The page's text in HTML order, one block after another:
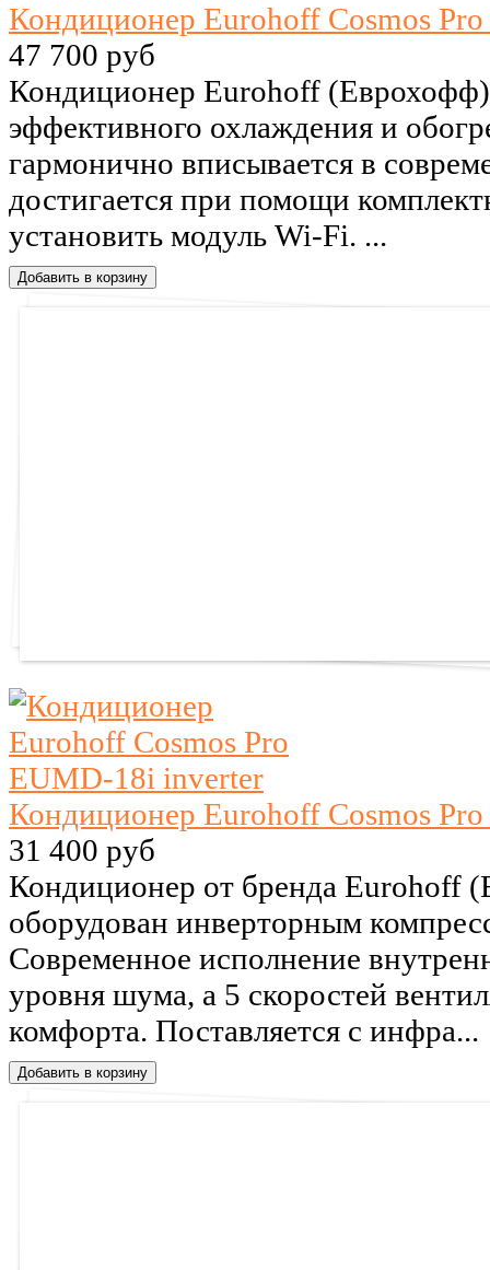
Кондиционер Eurohoff Cosmos
47 700 руб
Кондиционер Eurohoff (Еврохофф)
эффективного охлаждения и
гармонично вписывается в
достигается при помощи
установить модуль Wi-Fi. ...
Кондиционер Eurohoff Cosmos
31 400 руб
Кондиционер от бренда Eurohoff
оборудован инверторным
Современное исполнение
уровня шума, а 5 скоростей
комфорта. Поставляется с инфра...